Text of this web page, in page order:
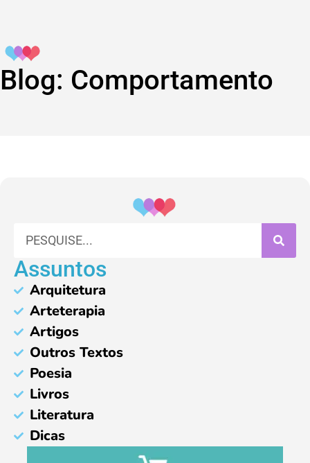
Blog: Comportamento
Assuntos
Arquitetura
Arteterapia
Artigos
Outros Textos
Poesia
Livros
Literatura
Dicas